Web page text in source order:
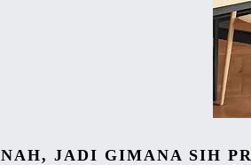
NAH, JADI GIMANA SIH